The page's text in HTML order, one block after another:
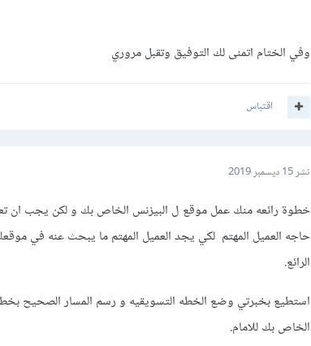
وفي الختام اتمنى لك التوفيق وتقبل مروري
اقتباس
نشر15 ديسمبر 2019
خطوة رائعه منك عمل موقع ل البيزنس الخاص بك و لكن يجب ان
حاجه العميل المهتم لكي يجد العميل المهتم ما يبحث عنه في
الرائع.
استطيع بخبرتي وضع الخطه التسويقيه و رسم المسار الصحيح
الخاص بك للامام.